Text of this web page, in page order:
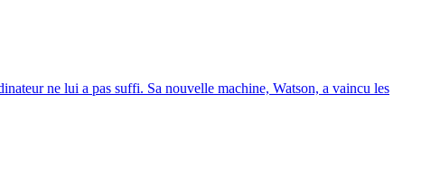
ne lui a pas suffi. Sa nouvelle machine, Watson, a vaincu les